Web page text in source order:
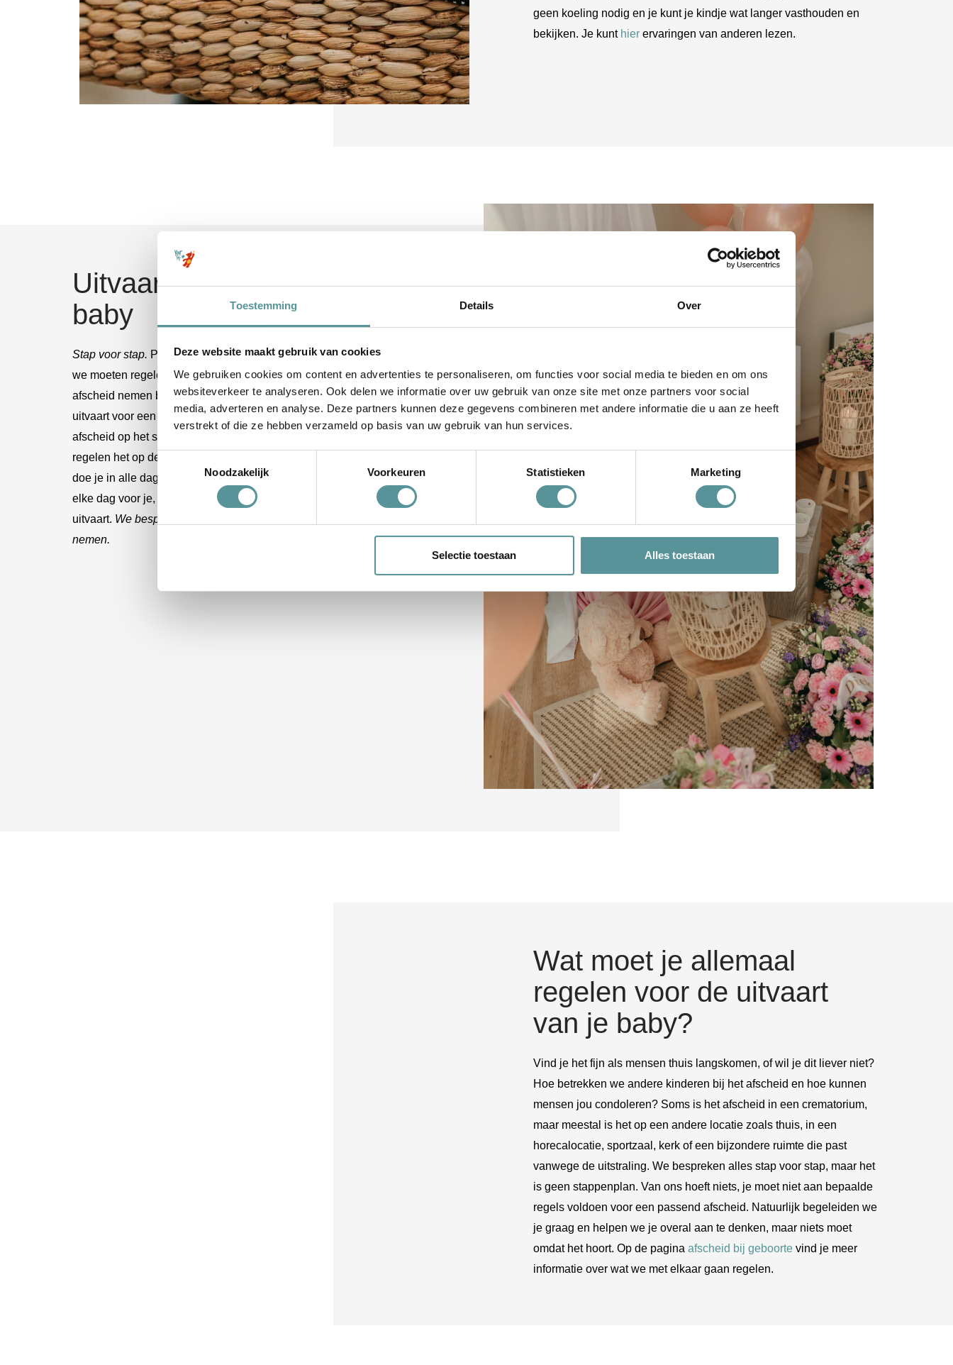
Toestemming Details Over
Deze website maakt gebruik van cookies
We gebruiken cookies om content en advertenties te personaliseren, om functies voor social media te bieden en om ons
websiteverkeer te analyseren. Ook delen we informatie over uw gebruik van onze site met onze partners voor social
media, adverteren en analyse. Deze partners kunnen deze gegevens combineren met andere informatie die u aan ze heeft
verstrekt of die ze hebben verzameld op basis van uw gebruik van hun services.
Toestemmingsselectie
Noodzakelijk
Voorkeuren Statistieken Marketing
Selectie toestaan Alles toestaan
geen koeling nodig en je kunt je kindje wat langer vasthouden en
bekijken. Je kunt hier ervaringen van anderen lezen.
Uitvaart bespreken voor je
baby
Stap voor stap. Per dag bespreken we met elkaar hoe het gaat, wat
we moeten regelen, maar vooral hoe je je voelt en welke manier van
afscheid nemen bij je past. Bij de één past een kleine en intieme
uitvaart voor een baby in de eigen huiskamer, bij de ander een groot
afscheid op het strand met veel mensen. Wij vinden alles goed, wij
regelen het op de manier die voor jou goed voelt. Afscheid nemen
doe je in alle dagen, niet alleen tijdens de uitvaart. We zijn er daarom
elke dag voor je, vanaf het overlijden tot en met de dag van de
uitvaart. We bespreken samen waar, hoe en met wie je afscheid wilt
nemen.
Wat moet je allemaal
regelen voor de uitvaart
van je baby?
Vind je het fijn als mensen thuis langskomen, of wil je dit liever niet?
Hoe betrekken we andere kinderen bij het afscheid en hoe kunnen
mensen jou condoleren? Soms is het afscheid in een crematorium,
maar meestal is het op een andere locatie zoals thuis, in een
horecalocatie, sportzaal, kerk of een bijzondere ruimte die past
vanwege de uitstraling. We bespreken alles stap voor stap, maar het
is geen stappenplan. Van ons hoeft niets, je moet niet aan bepaalde
regels voldoen voor een passend afscheid. Natuurlijk begeleiden we
je graag en helpen we je overal aan te denken, maar niets moet
omdat het hoort. Op de pagina afscheid bij geboorte vind je meer
informatie over wat we met elkaar gaan regelen.